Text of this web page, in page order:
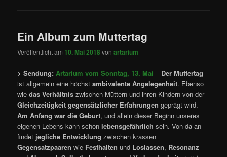
Ein Album zum Muttertag
Veröffentlicht am 10. Mai 2018vonartarium
> Sendung: Artarium vom Sonntag, 13. Mai – Der Muttertag
ist allgemein eine höchstambivalente Angelegenheit. Ebenso
wiedas Verhältnis zwischen Müttern und ihren Kindern von der
Gleichzeitigkeit gegensätzlicher Erfahrungen geprägt wird.
Am Anfang war die Geburt, und allein dieser Beginn unseres
eigenen Lebens kann schon lebensgefährlich sein. Von da an
findet jegliche Entwicklung zwischen krassen
Gegensatzpaaren wie Festhalten und Loslassen, Resonanz